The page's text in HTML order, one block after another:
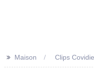
>> Maison Clips